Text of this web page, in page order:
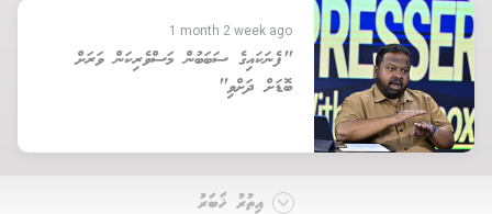
1 month 2 week ago
"ފެނަކައިގެ ސަބަބުން މަސްވެރިކަން ވަރަށް
ބޮޑަށް ދަށްވި"
އިތުރު ޚަބަރު